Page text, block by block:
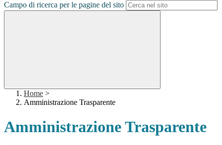
Campo di ricerca per le pagine del sito
Home >
Amministrazione Trasparente
Amministrazione Trasparente